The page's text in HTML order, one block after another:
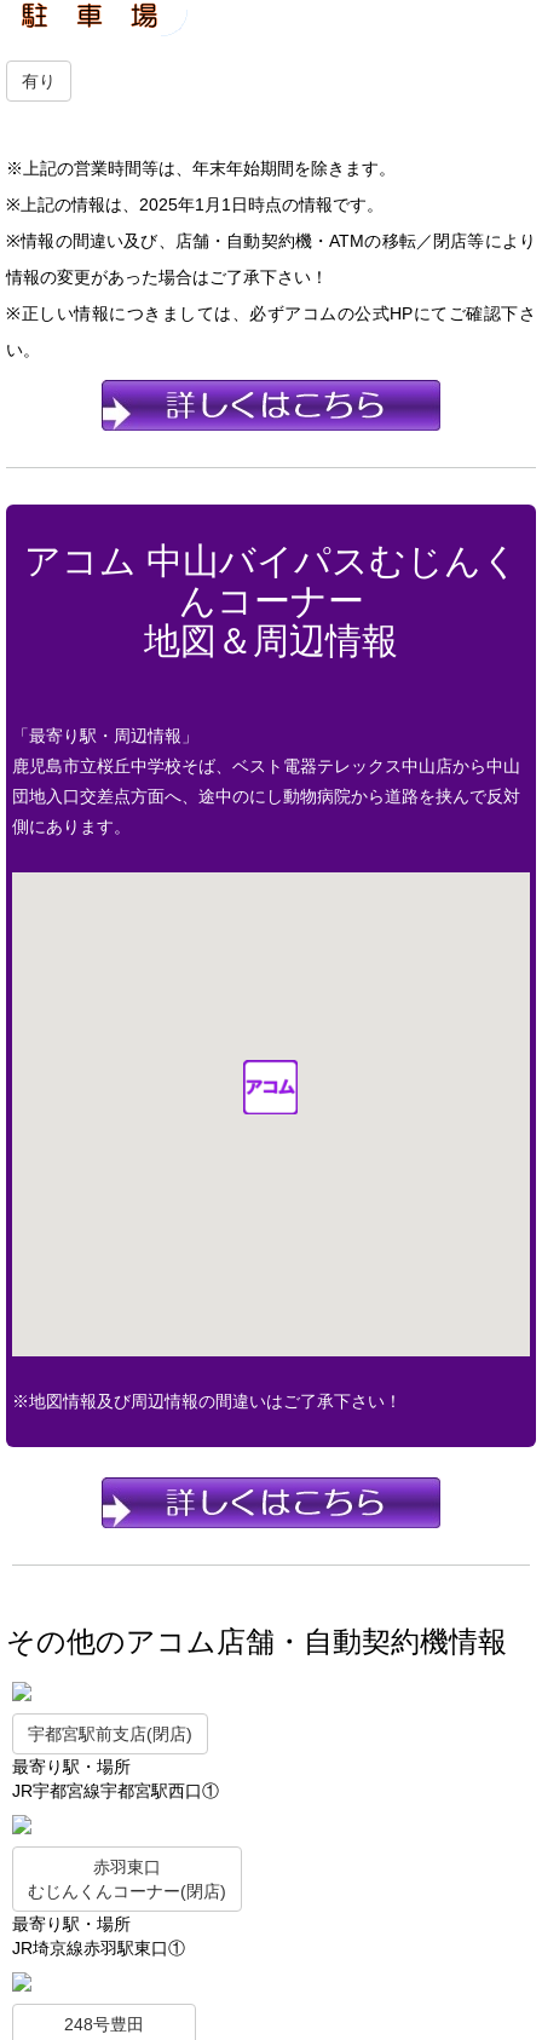
有り
※上記の営業時間等は、年末年始期間を除きます。
※上記の情報は、2025年1月1日時点の情報です。
※情報の間違い及び、店舗・自動契約機・ATMの移転／閉店等により
情報の変更があった場合はご了承下さい！
※正しい情報につきましては、必ずアコムの公式HPにてご確認下さ
い。
アコム 中山バイパスむじんく
んコーナー
地図＆周辺情報
「最寄り駅・周辺情報」
鹿児島市立桜丘中学校そば、ベスト電器テレックス中山店から中山
団地入口交差点方面へ、途中のにし動物病院から道路を挟んで反対
側にあります。
※地図情報及び周辺情報の間違いはご了承下さい！
その他のアコム店舗・自動契約機情報
宇都宮駅前支店(閉店)
最寄り駅・場所
JR宇都宮線宇都宮駅西口①
赤羽東口
むじんくんコーナー(閉店)
最寄り駅・場所
JR埼京線赤羽駅東口①
248号豊田